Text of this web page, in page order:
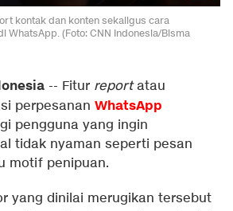
kontak dan konten sekaligus cara
WhatsApp. (Foto: CNN Indonesia/Bisma
-- Fitur reportatau
perpesanan WhatsApp
pengguna yang ingin
tidak nyaman seperti pesan
motif penipuan.
yang dinilai merugikan tersebut